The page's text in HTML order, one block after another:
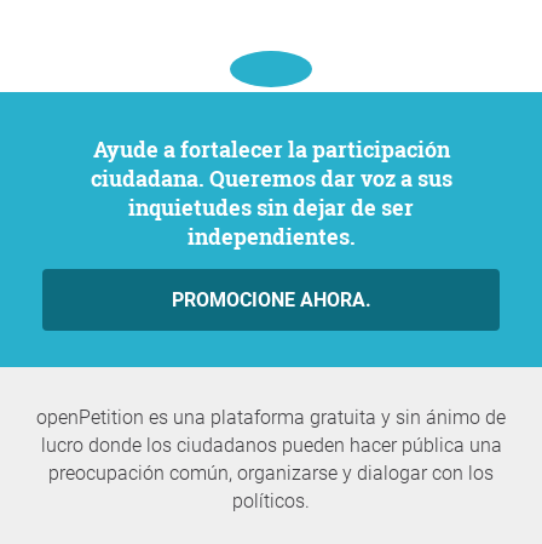
Ayude a fortalecer la participación
ciudadana. Queremos dar voz a sus
inquietudes sin dejar de ser
independientes.
PROMOCIONE AHORA.
openPetition es una plataforma gratuita y sin ánimo de
lucro donde los ciudadanos pueden hacer pública una
preocupación común, organizarse y dialogar con los
políticos.